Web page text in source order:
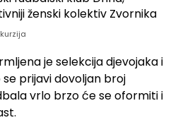
je selekcija djevojaka i
se prijavi dovoljan broj
vrlo brzo će se oformiti i